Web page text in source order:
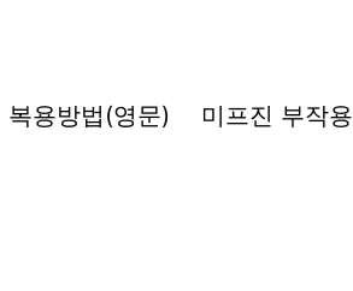
복용방법(영문) 미프진 부작용